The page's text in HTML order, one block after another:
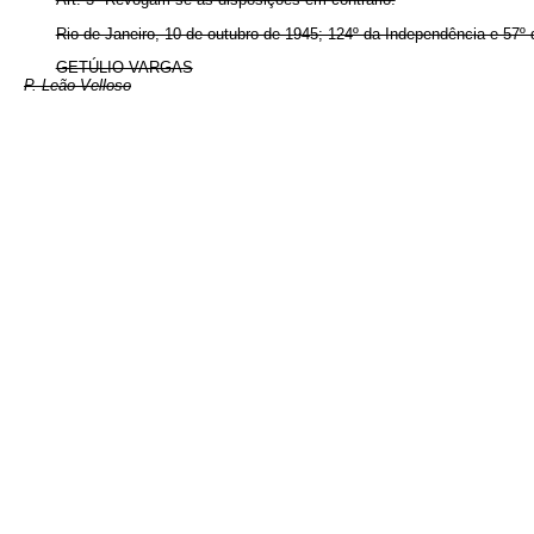
Rio de Janeiro, 10 de outubro de 1945; 124º da Independência e 57º
GETÚLIO VARGAS
P. Leão Velloso